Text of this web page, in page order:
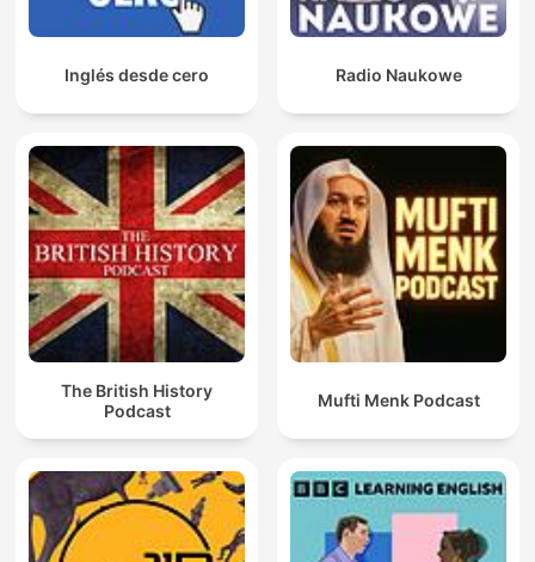
Inglés desde cero Radio Naukowe
The British History
Podcast
Mufti Menk Podcast